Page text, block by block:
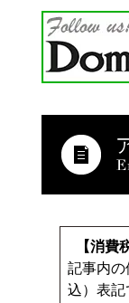
【消費
記事内の
込）表記